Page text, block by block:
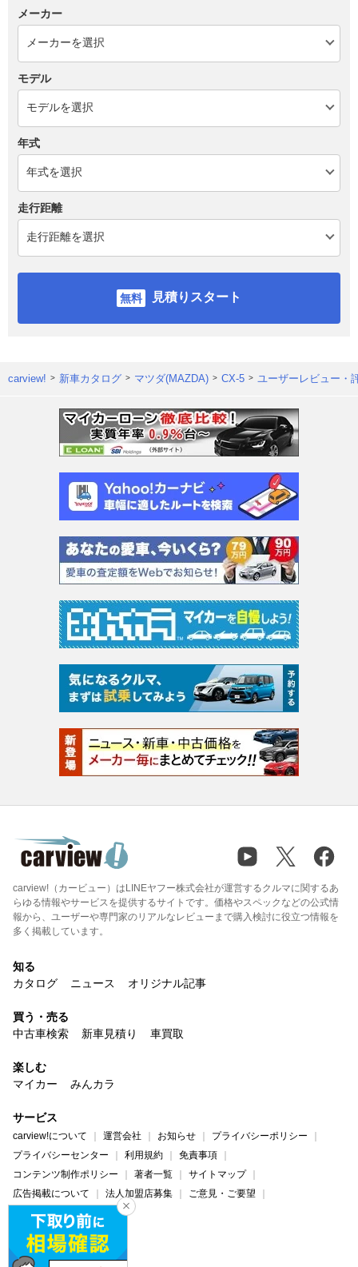
メーカー
モデル
年式
走行距離
見積りスタート
carview! 新車カタログ マツダ(MAZDA) CX-5 ユーザーレビュー・
carview!（カービュー）はLINEヤフー株式会社が運営するクルマに関するあ
らゆる情報やサービスを提供するサイトです。価格やスペックなどの公式情
報から、ユーザーや専門家のリアルなレビューまで購入検討に役立つ情報を
多く掲載しています。
知る
カタログ
ニュース オリジナル記事
買う・売る
中古車検索
新車見積り 車買取
楽しむ
マイカー
みんカラ
サービス
carview!について 運営会社 お知らせ
プライバシーポリシー
プライバシーセンター
利用規約
免責事項
コンテンツ制作ポリシー
著者一覧
サイトマップ
広告掲載について
法人加盟店募集
ご意見・ご要望
ヘルプ・お問い合わせ
carview! Yahoo! JAPAN